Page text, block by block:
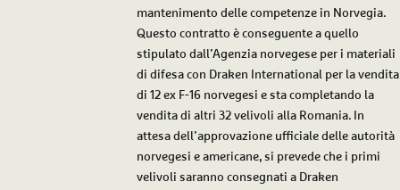
mantenimento delle competenze in Norvegia.
Questo contratto è conseguente a quello
stipulato dall’Agenzia norvegese per i materiali
di difesa con Draken International per la vendita
di 12 ex F-16 norvegesi e sta completando la
vendita di altri 32 velivoli alla Romania. In
attesa dell’approvazione ufficiale delle autorità
norvegesi e americane, si prevede che i primi
velivoli saranno consegnati a Draken